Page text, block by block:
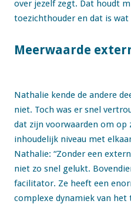
over jezelf zegt. Dat houdt
toezichthouder en dat is wat
Meerwaarde
Nathalie kende de andere
niet. Toch was er snel
dat zijn voorwaarden om op
inhoudelijk niveau met
Nathalie: “Zonder een
niet zo snel gelukt.
facilitator. Ze heeft een
complexe dynamiek van